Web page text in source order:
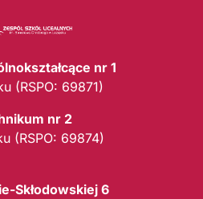
nr 1
(RSPO: 69871)
nr 2
(RSPO: 69874)
Skłodowskiej 6